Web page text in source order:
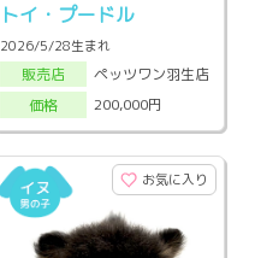
トイ・プードル
2026/5/28生まれ
販売店
ペッツワン羽生店
価格
200,000円
お気に入り